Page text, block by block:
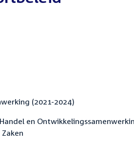
(2021-2024)
en